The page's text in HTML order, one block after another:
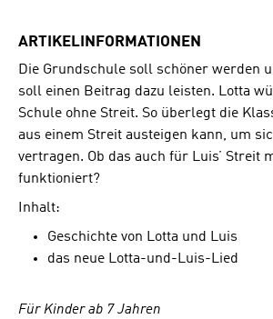
ARTIKELINFORMATIONEN
Die Grundschule soll schöner werden
soll einen Beitrag dazu leisten. Lotta
Schule ohne Streit. So überlegt die
aus einem Streit austeigen kann, um
vertragen. Ob das auch für Luis’ Streit
funktioniert?
Inhalt:
Geschichte von Lotta und Luis
das neue Lotta-und-Luis-Lied
Für Kinder ab 7 Jahren